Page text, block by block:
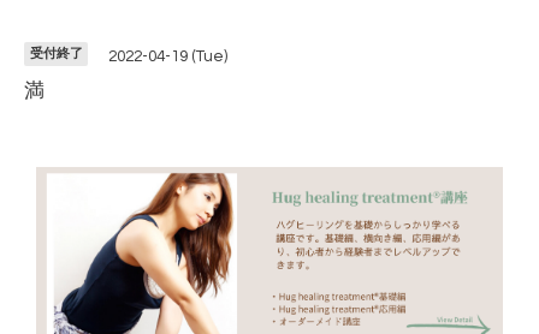
受付終了 2022-04-19 (Tue)
満